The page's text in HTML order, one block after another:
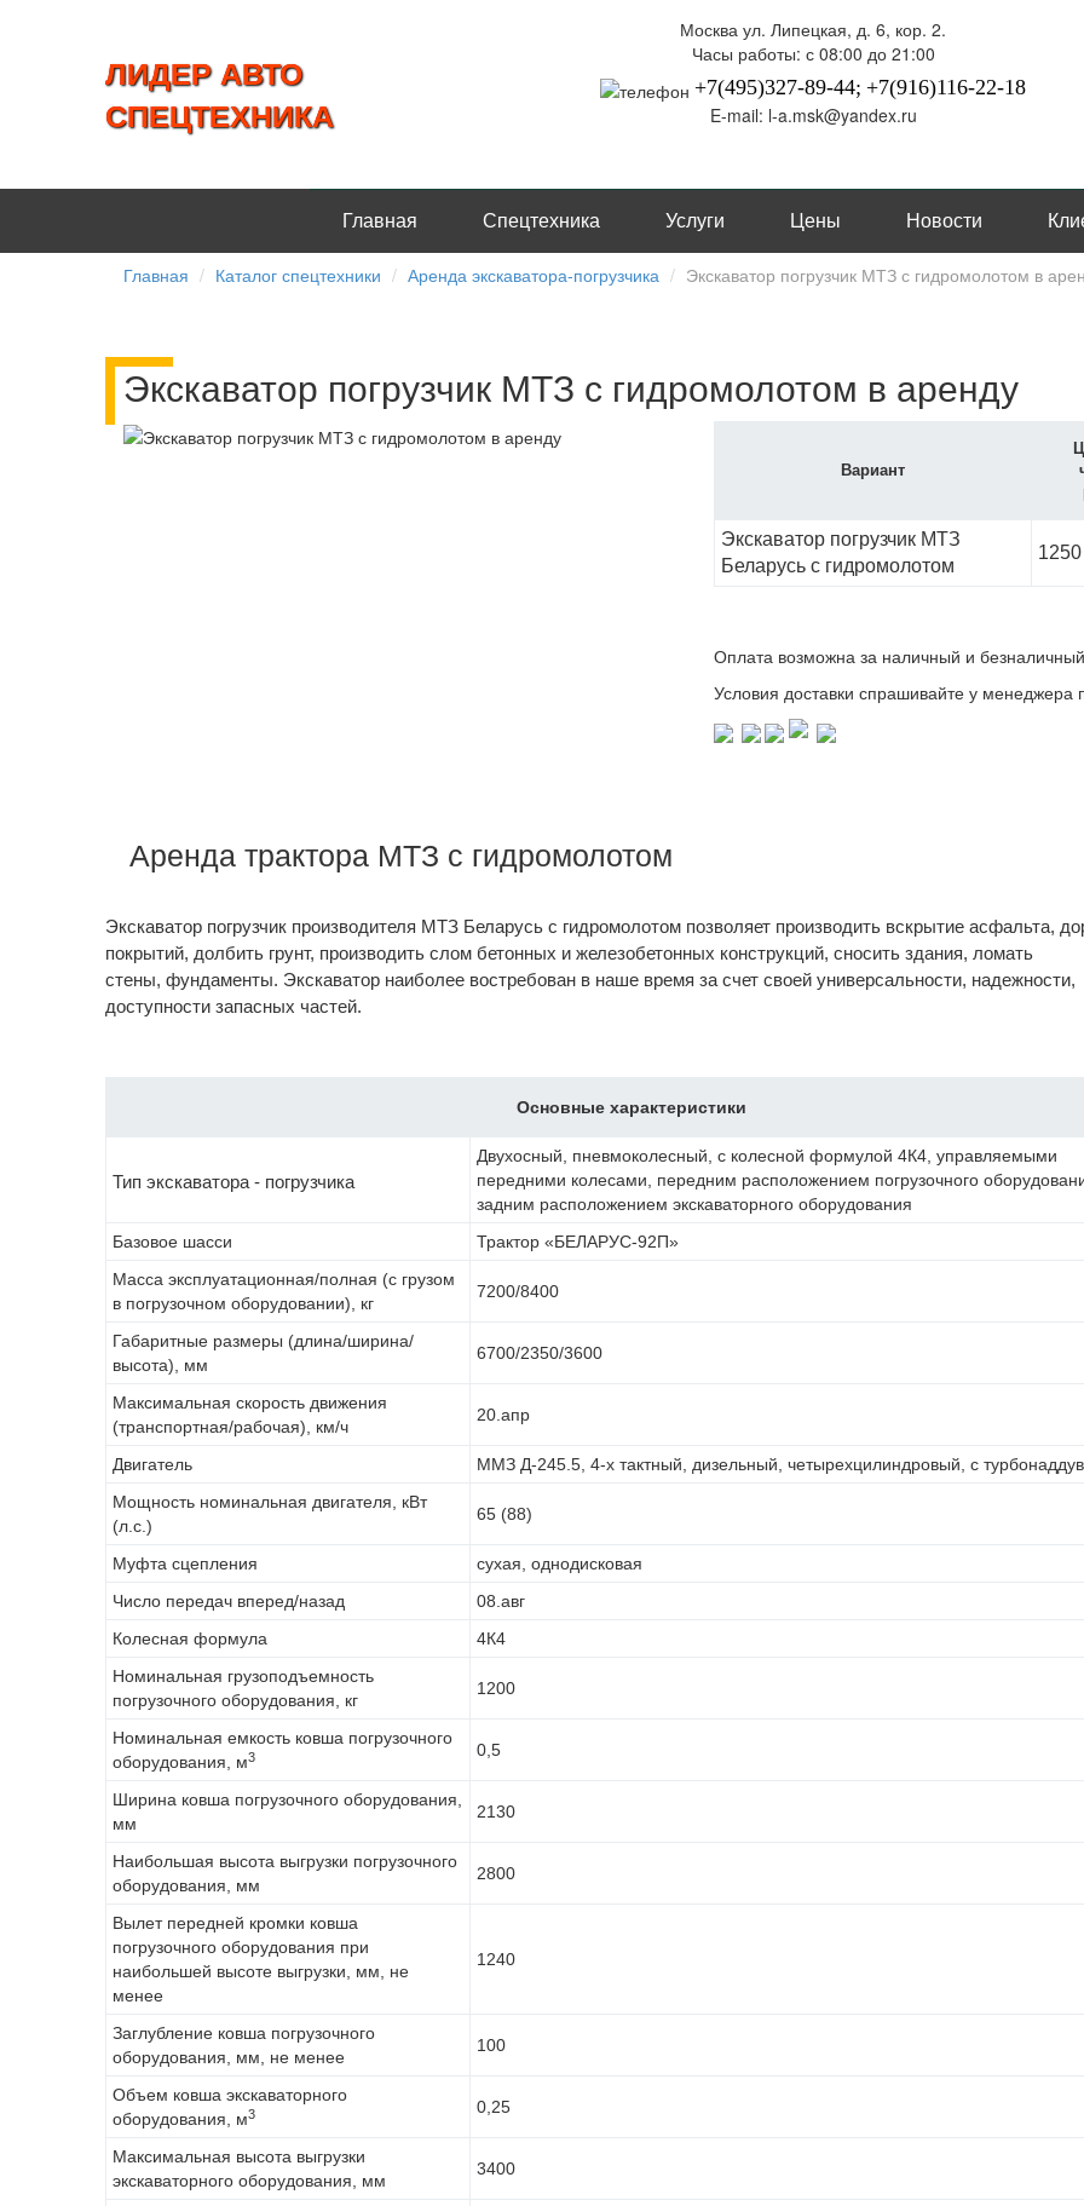
ЛИДЕР АВТО
СПЕЦТЕХНИКА
Москва ул. Липецкая, д. 6, кор. 2.
Часы работы: с 08:00 до 21:00
+7(495)327-89-44; +7(916)116-22-18
E-mail: l-a.msk@yandex.ru
Главная Спецтехника Услуги Цены Новости
Главная Каталог спецтехники Аренда экскаватора-погрузчика Экскаватор погрузчик МТЗ с гидромолотом в
Экскаватор погрузчик МТЗ с гидромолотом в аренду
Вариант
Экскаватор погрузчик МТЗ
Беларусь с гидромолотом
1250
Оплата возможна за наличный и
Условия доставки спрашивайте у
Аренда трактора МТЗ с гидромолотом
Экскаватор погрузчик производителя МТЗ Беларусь с гидромолотом позволяет производить вскрытие асфальта,
покрытий, долбить грунт, производить слом бетонных и железобетонных конструкций, сносить здания, ломать
стены, фундаменты. Экскаватор наиболее востребован в наше время за счет своей универсальности, надежности,
доступности запасных частей.
Основные характеристики
Тип экскаватора - погрузчика
Двухосный, пневмоколесный, с колесной формулой 4К4, управляемыми
передними колесами, передним расположением погрузочного
задним расположением экскаваторного оборудования
Базовое шасси
Трактор «БЕЛАРУС-92П»
Масса эксплуатационная/полная (с грузом
в погрузочном оборудовании), кг
7200/8400
Габаритные размеры (длина/ширина/
высота), мм
6700/2350/3600
Максимальная скорость движения
(транспортная/рабочая), км/ч
20.апр
Двигатель
ММЗ Д-245.5, 4-х тактный, дизельный, четырехцилиндровый, с
Мощность номинальная двигателя, кВт
(л.с.)
65 (88)
Муфта сцепления
сухая, однодисковая
Число передач вперед/назад
08.авг
Колесная формула
4К4
Номинальная грузоподъемность
погрузочного оборудования, кг
1200
Номинальная емкость ковша погрузочного
оборудования, м3 0,5
Ширина ковша погрузочного оборудования,
мм
2130
Наибольшая высота выгрузки погрузочного
оборудования, мм
2800
Вылет передней кромки ковша
погрузочного оборудования при
наибольшей высоте выгрузки, мм, не
менее
1240
Заглубление ковша погрузочного
оборудования, мм, не менее
100
Объем ковша экскаваторного
оборудования, м3 0,25
Максимальная высота выгрузки
экскаваторного оборудования, мм
3400